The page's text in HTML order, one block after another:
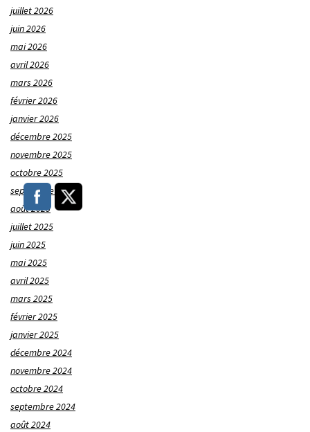
juillet 2026
juin 2026
mai 2026
avril 2026
mars 2026
février 2026
janvier 2026
décembre 2025
novembre 2025
octobre 2025
septembre 2025
août 2025
juillet 2025
juin 2025
mai 2025
avril 2025
mars 2025
février 2025
janvier 2025
décembre 2024
novembre 2024
octobre 2024
septembre 2024
août 2024